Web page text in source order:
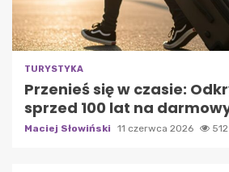
TURYSTYKA
Przenieś się w czasie:
sprzed 100 lat na
Maciej Słowiński 11 czerwca 2026 512